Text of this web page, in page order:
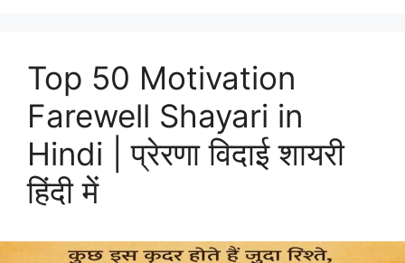
Top 50 Motivation
Farewell Shayari in
Hindi | प्रेरणा विदाई शायरी
हिंदी में